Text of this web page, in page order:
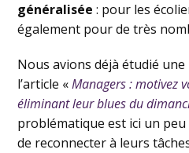
généralisée : pour les
également pour de très
Nous avions déjà étudié une
l’article «Managers : motivez
éliminant leur blues du
problématique est ici un peu
de reconnecter à leurs